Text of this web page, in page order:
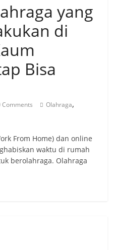
yang
di
Bisa
Comments Olahraga,
From Home) dan online
waktu di rumah
berolahraga. Olahraga